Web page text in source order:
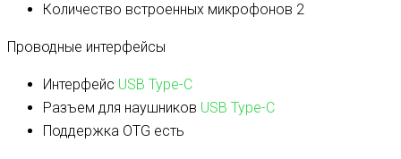
Количество встроенных микрофонов 2
Проводные интерфейсы
Интерфейс USB Type-C
Разъем для наушников USB Type-C
Поддержка OTG есть